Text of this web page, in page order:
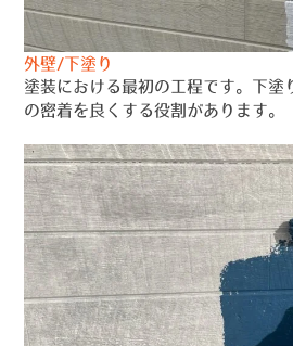
外壁/下塗り
塗装における最初の工程です。下塗
の密着を良くする役割があります。